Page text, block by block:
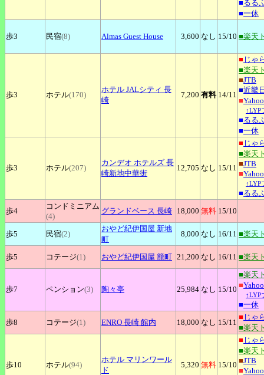
■るる
■一休
歩3 民宿(8) Almas Guest House 3,600 なし 15/10 ■楽天
歩3 ホテル(170)
ホテル JALシティ 長
崎
7,200 有料 14/11
■ じゃ
■楽天
■JTB
■近畿
■
↑LYP
■るる
■一休
歩3 ホテル(207)
カンデオ ホテルズ 長
崎新地中華街
12,705 なし 15/11
■ じゃ
■楽天
■JTB
■
↑LYP
■るる
歩4
コンドミニアム
(4)
グランドベース 長崎 18,000 無料 15/10
歩5 民宿(2)
おやど紀伊国屋 新地
町
8,000 なし 16/11 ■楽天
歩5 コテージ(1) おやど紀伊国屋 籠町 21,200 なし 16/11 ■楽天
歩7 ペンション(3) 陶々亭 25,984 なし 15/10
■楽天
■
↑LYP
■一休
歩8
コテージ(1) ENRO 長崎 館内 18,000 なし 15/11
■ じゃ
■楽天
歩10 ホテル(94)
ホテル マリンワール
ド
5,320 無料 15/10
■ じゃ
■楽天
■JTB
■